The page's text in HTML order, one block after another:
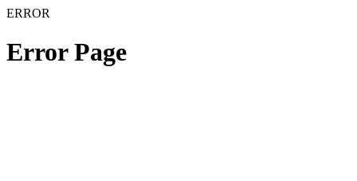
ERROR
Error Page